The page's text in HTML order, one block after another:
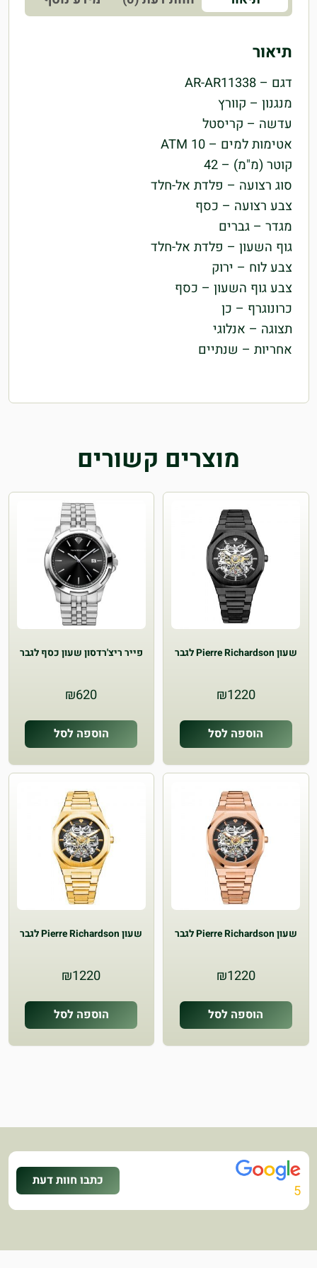
תיאור
דגם –AR-AR11338
מנגנון – קוורץ
עדשה – קריסטל
אטימות למים –10 ATM
קוטר (מ"מ) –42
סוג רצועה – פלדת אל-חלד
צבע רצועה – כסף
מגדר –גברים
גוף השעון – פלדת אל-חלד
צבע לוח – ירוק
צבע גוף השעון – כסף
כרונוגרף – כן
תצוגה – אנלוגי
אחריות – שנתיים
מוצרים קשורים
שעון Pierre Richardson לגבר
₪1220
הוספה לסל
פייר ריצ'רדסון שעון כסף לגבר
₪620
הוספה לסל
שעון Pierre Richardson לגבר
₪1220
הוספה לסל
שעון Pierre Richardson לגבר
₪1220
הוספה לסל
5
כתבו חוות דעת